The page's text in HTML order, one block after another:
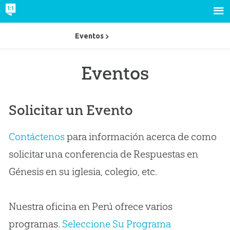
Eventos
Solicitar un Evento
Contáctenospara información acerca de como
solicitar una conferencia de Respuestas en
Génesis en su iglesia, colegio, etc.
Nuestra oficina en Perú ofrece varios
programas. Seleccione Su Programa
Eventos